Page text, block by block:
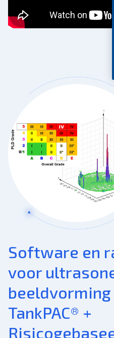
Software en
voor
beeldvorming
TankPAC® +